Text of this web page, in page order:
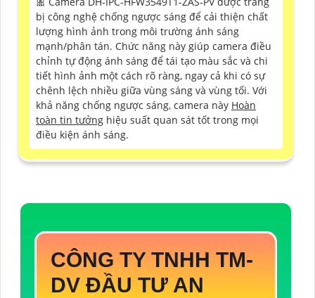
bị công nghệ chống ngược sáng để cải thiện chất
lượng hình ảnh trong môi trường ánh sáng
mạnh/phân tán. Chức năng này giúp camera điều
chỉnh tự động ánh sáng để tái tạo màu sắc và chi
tiết hình ảnh một cách rõ ràng, ngay cả khi có sự
chênh lệch nhiều giữa vùng sáng và vùng tối. Với
khả năng chống ngược sáng, camera này Hoàn
toàn tin tưởng hiệu suất quan sát tốt trong mọi
điều kiện ánh sáng.
CÔNG TY TNHH TM-
DV ĐẦU TƯ AN